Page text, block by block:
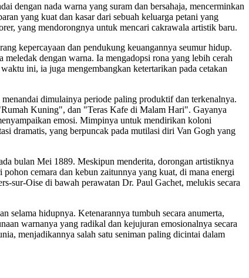
dengan nada warna yang suram dan bersahaja, mencerminkan
yang kuat dan kasar dari sebuah keluarga petani yang
yang mendorongnya untuk mencari cakrawala artistik baru.
kepercayaan dan pendukung keuangannya seumur hidup.
dengan warna. Ia mengadopsi rona yang lebih cerah
ini, ia juga mengembangkan ketertarikan pada cetakan
dimulainya periode paling produktif dan terkenalnya.
Kuning", dan "Teras Kafe di Malam Hari". Gayanya
emosi. Mimpinya untuk mendirikan koloni
dramatis, yang berpuncak pada mutilasi diri Van Gogh yang
bulan Mei 1889. Meskipun menderita, dorongan artistiknya
cemara dan kebun zaitunnya yang kuat, di mana energi
sur-Oise di bawah perawatan Dr. Paul Gachet, melukis secara
selama hidupnya. Ketenarannya tumbuh secara anumerta,
warnanya yang radikal dan kejujuran emosionalnya secara
menjadikannya salah satu seniman paling dicintai dalam